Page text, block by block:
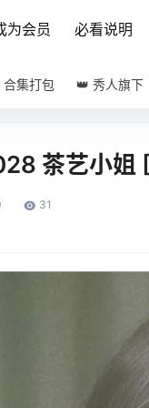
为会员 必看说明
合集打包 👑 秀人旗下
茶艺小
31